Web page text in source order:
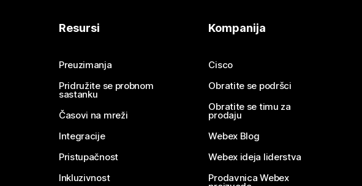
Resursi
Preuzimanja
Pridružite se probnom
sastanku
Časovi na mreži
Integracije
Pristupačnost
Inkluzivnost
Kompanija
Cisco
Obratite se podršci
Obratite se timu za
prodaju
Webex Blog
Webex ideja liderstva
Prodavnica Webex